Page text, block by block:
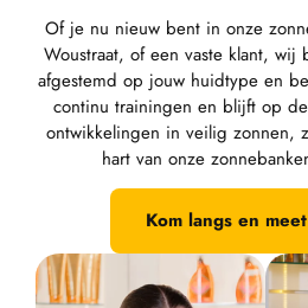
Of je nu nieuw bent in onze
Woustraat, of een vaste klant, wij
afgestemd op jouw huidtype en
continu trainingen en blijft op
ontwikkelingen in veilig zonnen,
hart van onze
Kom langs en